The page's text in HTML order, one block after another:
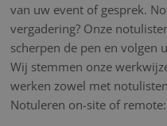
van uw event of gesprek.
vergadering? Onze
scherpen de pen en volgen
Wij stemmen onze
werken zowel met
Notuleren on-site of